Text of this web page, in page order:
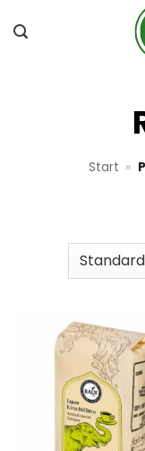
Inhalt
Start »